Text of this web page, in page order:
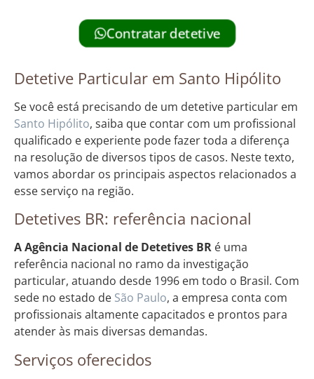
Contratar detetive
Detetive Particular em Santo Hipólito
Se você está precisando de um detetive particular em
Santo Hipólito, saiba que contar com um profissional
qualificado e experiente pode fazer toda a diferença
na resolução de diversos tipos de casos. Neste texto,
vamos abordar os principais aspectos relacionados a
esse serviço na região.
Detetives BR: referência nacional
A Agência Nacional de Detetives BR é uma
referência nacional no ramo da investigação
particular, atuando desde 1996 em todo o Brasil. Com
sede no estado de São Paulo, a empresa conta com
profissionais altamente capacitados e prontos para
atender às mais diversas demandas.
Serviços oferecidos